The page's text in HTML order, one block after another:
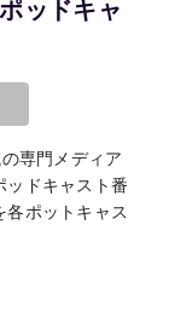
ッドキャ
専門メディア
ッドキャスト番
ポットキャス